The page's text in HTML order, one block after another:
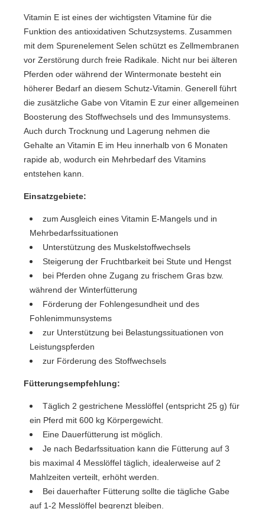
Vitamin E ist eines der wichtigsten Vitamine für die
Funktion des antioxidativen Schutzsystems. Zusammen
mit dem Spurenelement Selen schützt es Zellmembranen
vor Zerstörung durch freie Radikale. Nicht nur bei älteren
Pferden oder während der Wintermonate besteht ein
höherer Bedarf an diesem Schutz-Vitamin. Generell führt
die zusätzliche Gabe von Vitamin E zur einer allgemeinen
Boosterung des Stoffwechsels und des Immunsystems.
Auch durch Trocknung und Lagerung nehmen die
Gehalte an Vitamin E im Heu innerhalb von 6 Monaten
rapide ab, wodurch ein Mehrbedarf des Vitamins
entstehen kann.
Einsatzgebiete:
zum Ausgleich eines Vitamin E-Mangels und in
Mehrbedarfssituationen
Unterstützung des Muskelstoffwechsels
Steigerung der Fruchtbarkeit bei Stute und Hengst
bei Pferden ohne Zugang zu frischem Gras bzw.
während der Winterfütterung
Förderung der Fohlengesundheit und des
Fohlenimmunsystems
zur Unterstützung bei Belastungssituationen von
Leistungspferden
zur Förderung des Stoffwechsels
Fütterungsempfehlung:
Täglich 2 gestrichene Messlöffel (entspricht 25 g) für
ein Pferd mit 600 kg Körpergewicht.
Eine Dauerfütterung ist möglich.
Je nach Bedarfssituation kann die Fütterung auf 3
bis maximal 4 Messlöffel täglich, idealerweise auf 2
Mahlzeiten verteilt, erhöht werden.
Bei dauerhafter Fütterung sollte die tägliche Gabe
auf 1-2 Messlöffel begrenzt bleiben.